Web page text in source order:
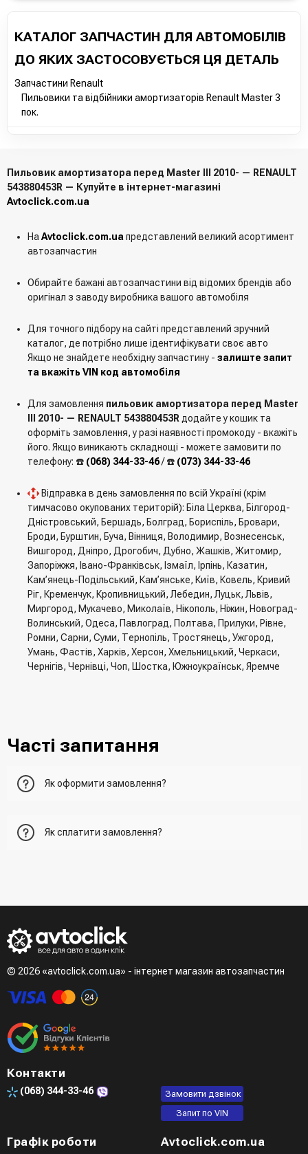
КАТАЛОГ ЗАПЧАСТИН ДЛЯ АВТОМОБІЛІВ
ДО ЯКИХ ЗАСТОСОВУЄТЬСЯ ЦЯ ДЕТАЛЬ
Запчастини Renault
Пильовики та відбійники амортизаторів Renault Master 3
пок.
Пильовик амортизатора перед Master III 2010- — RENAULT
543880453R — Купуйте в інтернет-магазині
Avtoclick.com.ua
НаAvtoclick.com.uaпредставлений великий асортимент
автозапчастин
Обирайте бажані автозапчастини від відомих брендів або
оригінал з заводу виробника вашого автомобіля
Для точного підбору на сайті представлений зручний
каталог, де потрібно лише ідентифікувати своє авто
Якщо не знайдете необхідну запчастину - залиште запит
та вкажіть VIN код автомобіля
Для замовлення пильовик амортизатора перед Master
III 2010- — RENAULT 543880453Rдодайте у кошик та
оформіть замовлення, у разі наявності промокоду - вкажіть
його. Якщо виникають складнощі - можете замовити по
телефону: ☎️ (068) 344-33-46/ ☎️ (073) 344-33-46
Відправка в день замовлення по всій Україні (крім
тимчасово окупованих територій): Біла Церква, Білгород-
Дністровський, Бершадь, Болград, Бориспіль, Бровари,
Броди, Бурштин, Буча, Вінниця, Володимир, Вознесенськ,
Вишгород, Дніпро, Дрогобич, Дубно, Жашків, Житомир,
Запоріжжя, Івано-Франківськ, Ізмаїл, Ірпінь, Казатин,
Кам’янець-Подільський, Кам’янське, Київ, Ковель, Кривий
Ріг, Кременчук, Кропивницький, Лебедин, Луцьк, Львів,
Миргород, Мукачево, Миколаїв, Нікополь, Ніжин, Новоград-
Волинський, Одеса, Павлоград, Полтава, Прилуки, Рівне,
Ромни, Сарни, Суми, Тернопіль, Тростянець, Ужгород,
Умань, Фастів, Харків, Херсон, Хмельницький, Черкаси,
Чернігів, Чернівці, Чоп, Шостка, Южноукраїнськ, Яремче
Часті запитання
Як оформити замовлення?
нього та вказати всю необхідну інформацію про
зателефонує менеджер для підтвердження та уточнення
Третій варіант - зробити замовлення в телефонному
Четвертий варіант - замовити через доступні месенджери
(viber, telegram)
Як сплатити замовлення?
© 2026 «avtoclick.com.ua» - інтернет магазин автозапчастин
Контакти
(068) 344-33-46
Замовити дзвінок
Запит по VIN
Графік роботи Avtoclick.com.ua